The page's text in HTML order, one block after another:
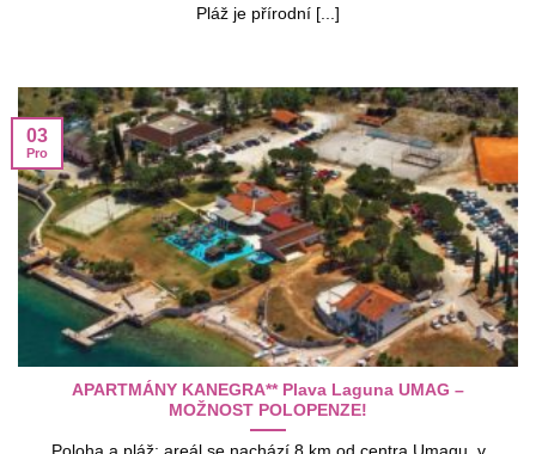
Pláž je přírodní [...]
APARTMÁNY KANEGRA** Plava Laguna UMAG –
MOŽNOST POLOPENZE!
03
Pro